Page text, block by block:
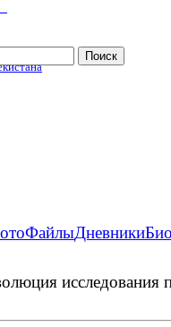
ФайлыДневники
исследования